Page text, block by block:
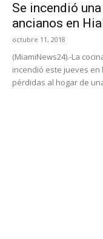
Se incendió
ancianos en
octubre 11, 2018
(MiamiNews24).-La
incendió este jueves
pérdidas al hogar de